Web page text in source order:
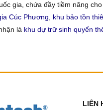
gia, chứa đầy tiềm năng
Cúc Phương khu bảo tồn
là khu dự trữ sinh quyển
LIÊN